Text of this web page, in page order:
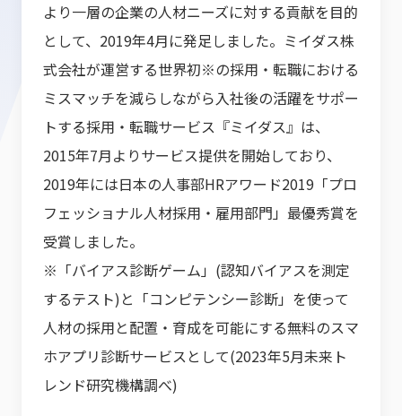
より一層の企業の人材ニーズに対する貢献を目的
として、2019年4月に発足しました。ミイダス株
式会社が運営する世界初※の採用・転職における
ミスマッチを減らしながら入社後の活躍をサポー
トする採用・転職サービス『ミイダス』は、
2015年7月よりサービス提供を開始しており、
2019年には日本の人事部HRアワード2019「プロ
フェッショナル人材採用・雇用部門」最優秀賞を
受賞しました。
※「バイアス診断ゲーム」(認知バイアスを測定
するテスト)と「コンピテンシー診断」を使って
人材の採用と配置・育成を可能にする無料のスマ
ホアプリ診断サービスとして(2023年5月未来ト
レンド研究機構調べ)